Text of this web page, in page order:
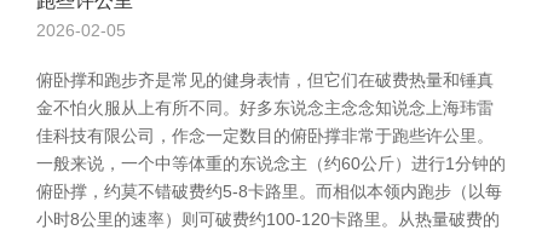
2026-02-05
俯卧撑和跑步齐是常见的健身表情，但它们在破费热量和锤真
金不怕火服从上有所不同。好多东说念主念念知说念上海玮雷
佳科技有限公司，作念一定数目的俯卧撑非常于跑些许公里。
一般来说，一个中等体重的东说念主（约60公斤）进行1分钟的
俯卧撑，约莫不错破费约5-8卡路里。而相似本领内跑步（以每
小时8公里的速率）则可破费约100-120卡路里。从热量破费的